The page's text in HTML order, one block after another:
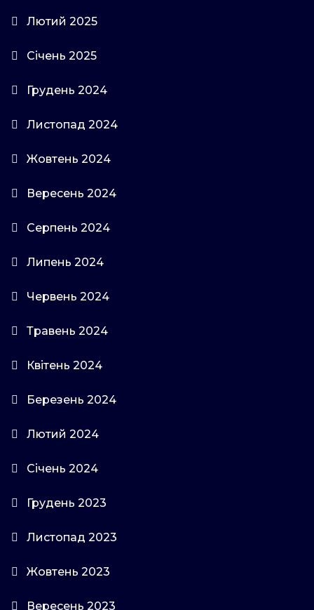
Лютий 2025
Січень 2025
Грудень 2024
Листопад 2024
Жовтень 2024
Вересень 2024
Серпень 2024
Липень 2024
Червень 2024
Травень 2024
Квітень 2024
Березень 2024
Лютий 2024
Січень 2024
Грудень 2023
Листопад 2023
Жовтень 2023
Вересень 2023